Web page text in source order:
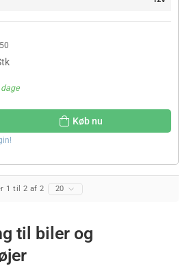
Køb nu
1 til 2 af 2 20
til biler og